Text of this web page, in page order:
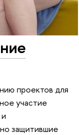
проектов для
участие
защитившие